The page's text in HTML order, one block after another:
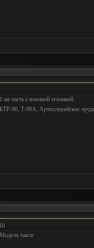
1-ая часть с военной техникой.
БТР-90, Т-90А, Артиллерийское
Модель такси